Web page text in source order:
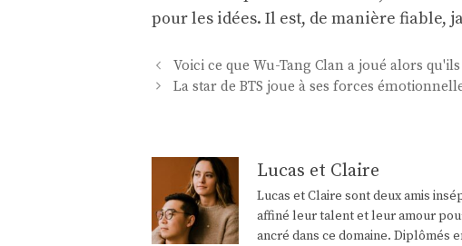
pour les idées. Il est, de manière fiable,
Navigation
des
Voici ce que Wu-Tang Clan a joué alors
La star de BTS joue à ses forces
Lucas et Claire
Lucas et Claire sont deux amis
affiné leur talent et leur amour
ancré dans ce domaine. Diplômés